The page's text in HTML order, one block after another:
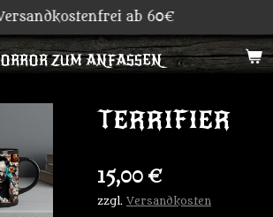
ZUM ANFASSEN
ab 60€
TERRIFIER
15,00 €
zzgl. Versandkosten